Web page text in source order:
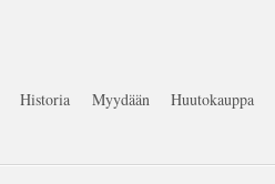
Historia Myydään Huutokauppa